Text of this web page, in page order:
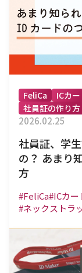
FeliCa ICカ
社員証の作り方
2026.02.25
社員証、学
の？ あまり
方
#FeliCa#ICカー
#ネックストラ